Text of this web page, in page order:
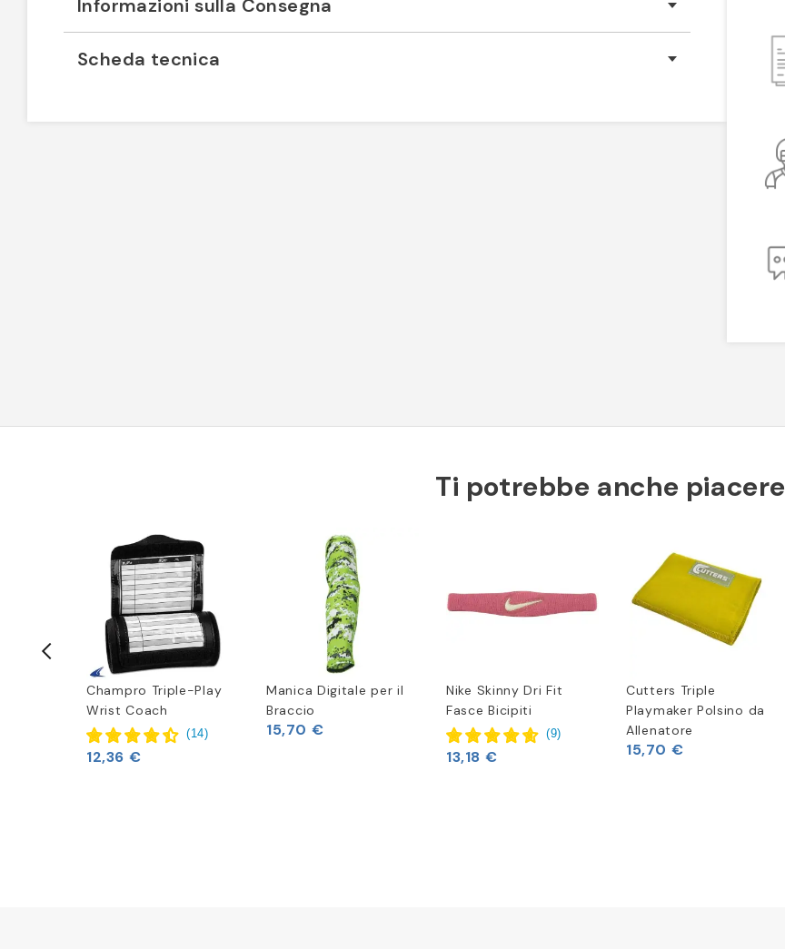
Informazioni sulla Consegna
Scheda tecnica
Ti potrebbe anche piacere
Champro Triple-Play
Wrist Coach
(14)
12,36 €
Manica Digitale per il
Braccio
15,70 €
Nike Skinny Dri Fit
Fasce Bicipiti
(9)
13,18 €
Cutters Triple
Playmaker Polsino da
Allenatore
15,70 €